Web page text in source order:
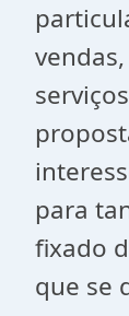
para
fixado
que se